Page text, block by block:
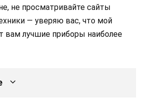
не просматривайте сайты
— уверяю вас, что мой
вам лучшие приборы наиболее